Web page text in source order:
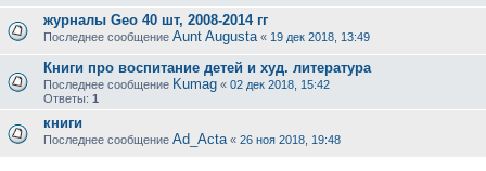
журналы Geo 40 шт, 2008-2014 гг
Последнее сообщение Aunt Augusta « 19 дек 2018, 13:49
Книги про воспитание детей и худ. литература
Последнее сообщение Kumag « 02 дек 2018, 15:42
Ответы: 1
книги
Последнее сообщение Ad_Acta « 26 ноя 2018, 19:48